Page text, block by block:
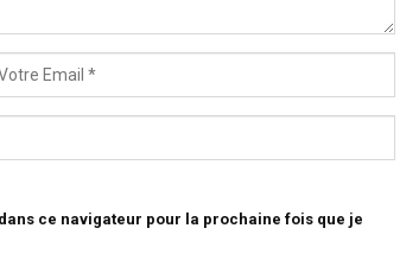
ce navigateur pour la prochaine fois que je